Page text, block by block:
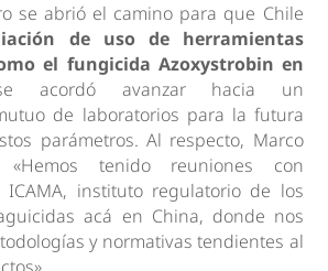
se abrió el camino para que Chile
de uso de herramientas
el fungicida Azoxystrobin en
avanzar hacia un
de laboratorios para la futura
parámetros. Al respecto, Marco
«Hemos tenido reuniones con
ICAMA, instituto regulatorio de los
acá en China, donde nos
y normativas tendientes al